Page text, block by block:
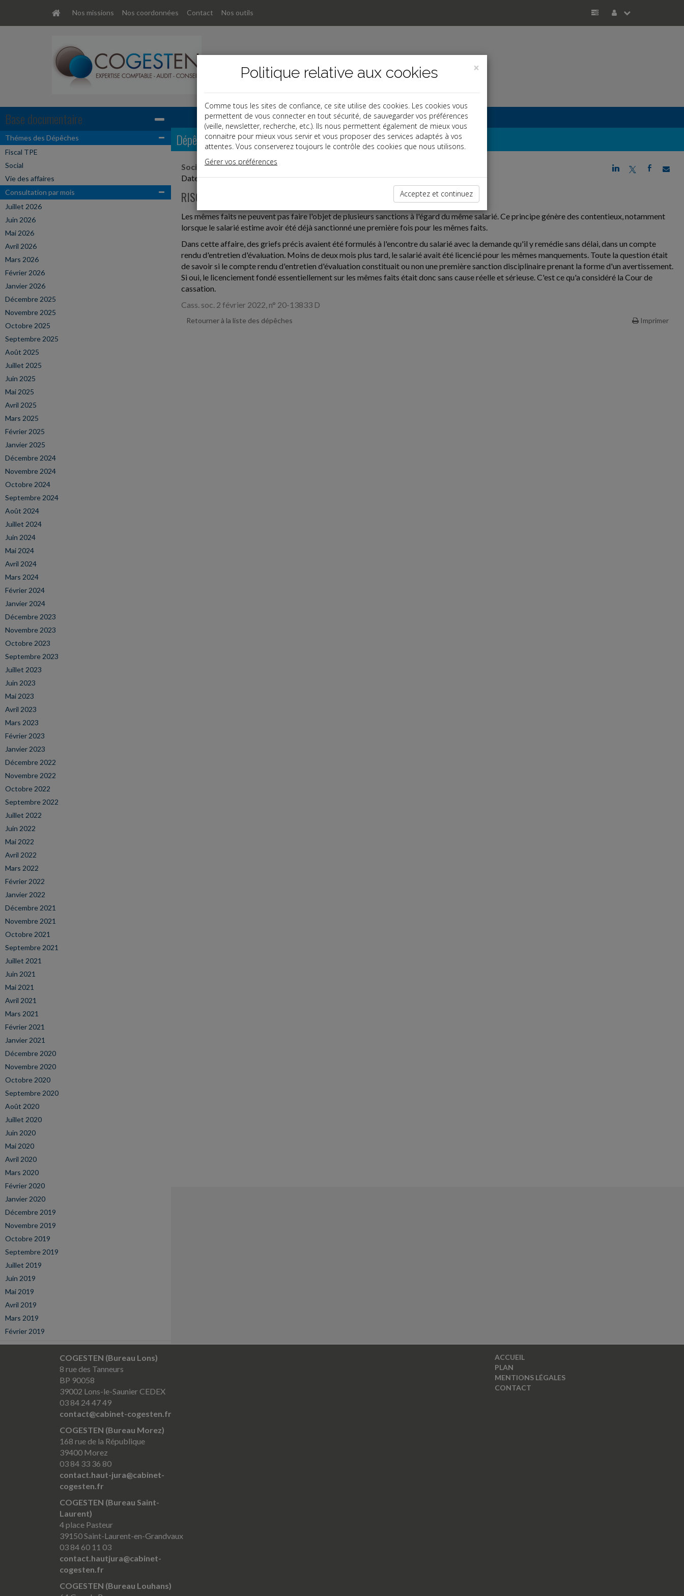
Nos missions Nos coordonnées Contact Nos outils
Base documentaire
Thémes des Dépêches
Fiscal TPE
Social
Vie des affaires
Consultation par mois
Juillet 2026
Juin 2026
Mai 2026
Avril 2026
Mars 2026
Février 2026
Janvier 2026
Décembre 2025
Novembre 2025
Octobre 2025
Septembre 2025
Août 2025
Juillet 2025
Juin 2025
Mai 2025
Avril 2025
Mars 2025
Février 2025
Janvier 2025
Décembre 2024
Novembre 2024
Octobre 2024
Septembre 2024
Août 2024
Juillet 2024
Juin 2024
Mai 2024
Avril 2024
Mars 2024
Février 2024
Janvier 2024
Décembre 2023
Novembre 2023
Octobre 2023
Septembre 2023
Juillet 2023
Juin 2023
Mai 2023
Avril 2023
Mars 2023
Février 2023
Janvier 2023
Décembre 2022
Novembre 2022
Octobre 2022
Septembre 2022
Juillet 2022
Juin 2022
Mai 2022
Avril 2022
Mars 2022
Février 2022
Janvier 2022
Décembre 2021
Novembre 2021
Octobre 2021
Septembre 2021
Juillet 2021
Juin 2021
Mai 2021
Avril 2021
Mars 2021
Février 2021
Janvier 2021
Décembre 2020
Novembre 2020
Octobre 2020
Septembre 2020
Août 2020
Juillet 2020
Juin 2020
Mai 2020
Avril 2020
Mars 2020
Février 2020
Janvier 2020
Décembre 2019
Novembre 2019
Octobre 2019
Septembre 2019
Juillet 2019
Juin 2019
Mai 2019
Avril 2019
Mars 2019
Février 2019
Dépêches
j a b
Social
Date: 2022-02-23
RISQUE DE DOUBLE SANCTION D'UN SALARIÉ
Les mêmes faits ne peuvent pas faire l'objet de plusieurs sanctions à l'égard du même salarié. Ce principe génère des contentieux, notamment
lorsque le salarié estime avoir été déjà sanctionné une première fois pour les mêmes faits.
Dans cette affaire, des griefs précis avaient été formulés à l'encontre du salarié avec la demande qu'il y remédie sans délai, dans un compte
rendu d'entretien d'évaluation. Moins de deux mois plus tard, le salarié avait été licencié pour les mêmes manquements. Toute la question était
de savoir si le compte rendu d'entretien d'évaluation constituait ou non une première sanction disciplinaire prenant la forme d'un avertissement.
Si oui, le licenciement fondé essentiellement sur les mêmes faits était donc sans cause réelle et sérieuse. C'est ce qu'a considéré la Cour de
cassation.
Cass. soc. 2 février 2022, n° 20-13833 D
Retourner à la liste des dépêches Imprimer
COGESTEN (Bureau Lons)
8 rue des Tanneurs
BP 90058
39002 Lons-le-Saunier CEDEX
03 84 24 47 49
contact@cabinet-cogesten.fr
COGESTEN (Bureau Morez)
168 rue de la République
39400 Morez
03 84 33 36 80
contact.haut-jura@cabinet-
cogesten.fr
COGESTEN (Bureau Saint-
Laurent)
4 place Pasteur
39150 Saint-Laurent-en-Grandvaux
03 84 60 11 03
contact.hautjura@cabinet-
cogesten.fr
COGESTEN (Bureau Louhans)
ACCUEIL
PLAN
MENTIONS LÉGALES
CONTACT
×
Politique relative aux cookies
Comme tous les sites de confiance, ce site utilise des cookies. Les cookies vous
permettent de vous connecter en tout sécurité, de sauvegarder vos préférences
(veille, newsletter, recherche, etc.). Ils nous permettent également de mieux vous
connaitre pour mieux vous servir et vous proposer des services adaptés à vos
attentes. Vous conserverez toujours le contrôle des cookies que nous utilisons.
Gérer vos préférences
Acceptez et continuez